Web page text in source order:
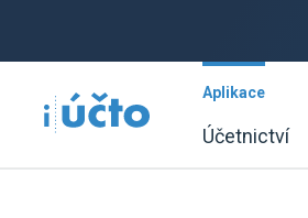
Aplikace
Účetnictví